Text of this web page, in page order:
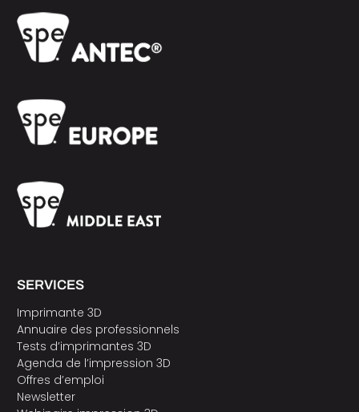
SERVICES
Imprimante 3D
Annuaire des professionnels
Tests d’imprimantes 3D
Agenda de l’impression 3D
Offres d’emploi
Newsletter